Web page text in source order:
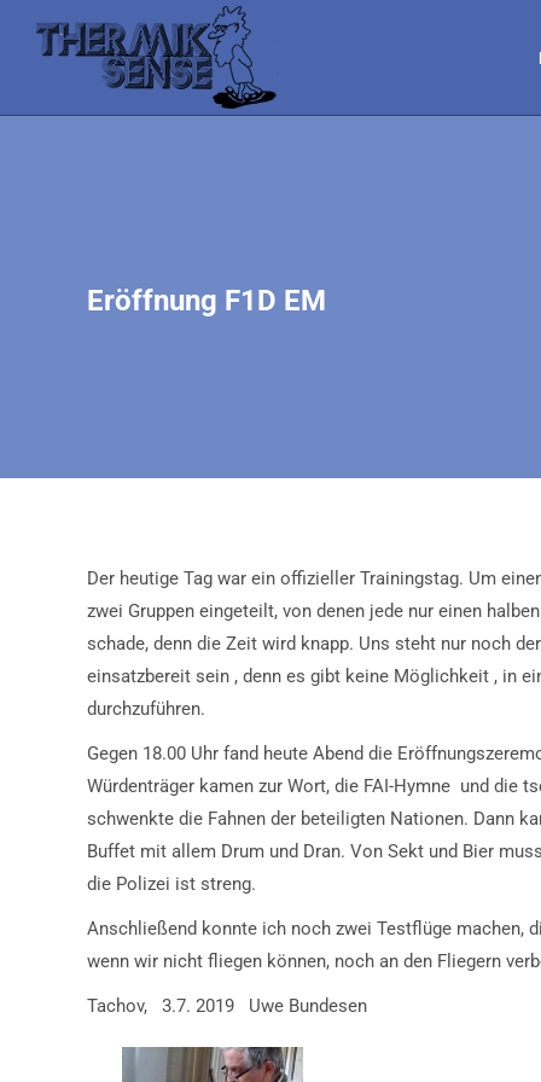
Eröffnung F1D EM
Der heutige Tag war ein offizieller Trainingstag. Um
zwei Gruppen eingeteilt, von denen jede nur einen
schade, denn die Zeit wird knapp. Uns steht nur noch
einsatzbereit sein , denn es gibt keine Möglichkeit , in
durchzuführen.
Gegen 18.00 Uhr fand heute Abend die
Würdenträger kamen zur Wort, die FAI-Hymne und die
schwenkte die Fahnen der beteiligten Nationen. Dann
Buffet mit allem Drum und Dran. Von Sekt und Bier
die Polizei ist streng.
Anschließend konnte ich noch zwei Testflüge machen,
wenn wir nicht fliegen können, noch an den Fliegern
Tachov, 3.7. 2019 Uwe Bundesen